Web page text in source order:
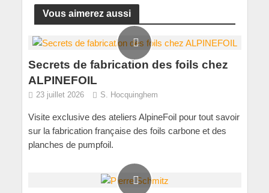
Vous aimerez aussi
Secrets de fabrication des foils chez
ALPINEFOIL
23 juillet 2026 S. Hocquinghem
Visite exclusive des ateliers AlpineFoil pour tout savoir
sur la fabrication française des foils carbone et des
planches de pumpfoil.